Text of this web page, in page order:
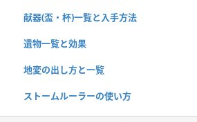
献器(盃・杯)一覧と入手方法
遺物一覧と効果
地変の出し方と一覧
ストームルーラーの使い方